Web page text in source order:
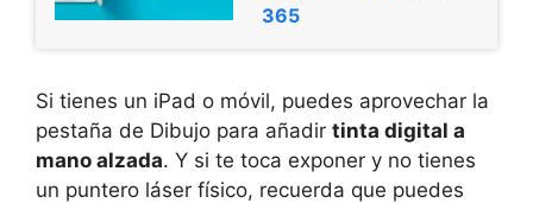
365
Si tienes un iPad o móvil, puedes aprovechar la
pestaña de Dibujo para añadir tinta digital a
mano alzada. Y si te toca exponer y no tienes
un puntero láser físico, recuerda que puedes